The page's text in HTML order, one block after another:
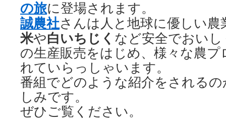
の旅に登場されます。
誠農社さんは人と地球に優しい農
米や白いちじく など安全でおい
の生産販売をはじめ、様々な農
れていらっしゃいます。
番組でどのような紹介をされる
しみです。
ぜひご覧ください。